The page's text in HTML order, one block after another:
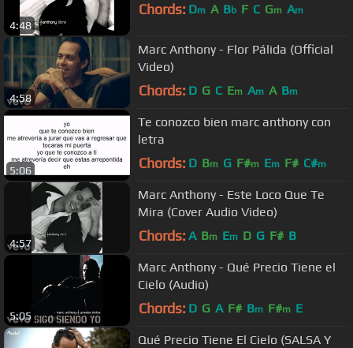
4:48
Chords: Dm A Bb F C Gm Am
4:58
Marc Anthony - Flor Pálida (Official
Video)
Chords: D G C Em Am A Bm
5:06
Te conozco bien marc anthony con
letra
Chords: D Bm G F#m Em F# C#m
4:57
Marc Anthony - Este Loco Que Te
Mira (Cover Audio Video)
Chords: A Bm Em D G F# B
5:05
Marc Anthony - Qué Precio Tiene el
Cielo (Audio)
Chords: D G A F# Bm F#m E
Qué Precio Tiene El Cielo (SALSA Y